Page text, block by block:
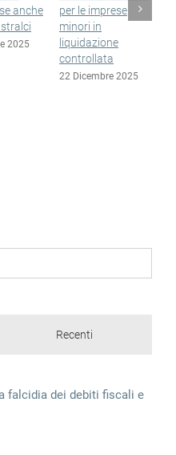
anche
per le imprese
minori in
liquidazione
controllata
22 Dicembre 2025
Recenti
falcidia dei debiti fiscali e